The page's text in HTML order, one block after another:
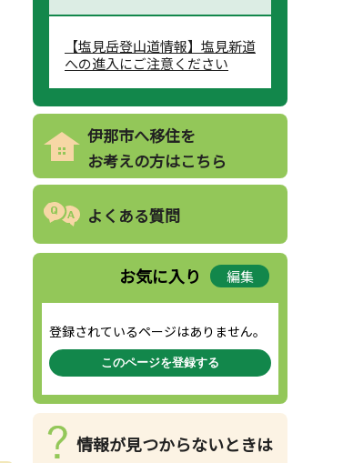
【塩見岳登山道情報】塩見新道
への進入にご注意ください
伊那市へ移住を
お考えの方はこちら
よくある質問
お気に入り 編集
登録されているページはありません。
このページを登録する
情報が見つからないときは